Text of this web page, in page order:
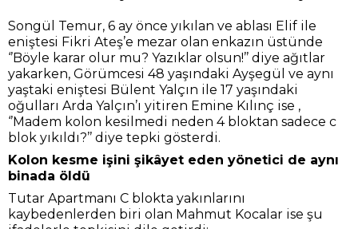
Songül Temur, 6 ay önce yıkılan ve ablası Elif ile
eniştesi Fikri Ateş’e mezar olan enkazın üstünde
‘’Böyle karar olur mu? Yazıklar olsun!’’ diye ağıtlar
yakarken, Görümcesi 48 yaşındaki Ayşegül ve aynı
yaştaki eniştesi Bülent Yalçın ile 17 yaşındaki
oğulları Arda Yalçın’ı yitiren Emine Kılınç ise ,
‘’Madem kolon kesilmedi neden 4 bloktan sadece c
blok yıkıldı?’’ diye tepki gösterdi.
Kolon kesme işini şikâyet eden yönetici de aynı
binada öldü
Tutar Apartmanı C blokta yakınlarını
kaybedenlerden biri olan Mahmut Kocalar ise şu